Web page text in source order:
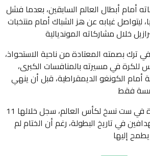
أمام أبطال العالم السابقين، بعدما فشل
ليتواصل غيابه عن هز الشباك أمام منتخبات
ترك بصمته المعتادة من ناحية الاستحواذ،
في مسيرته بالمنافسات الكبرى،
بـ25 لمسة أمام الكونغو الديمقراطية، قبل أن ينهي
وخاض رونالدو 27 مباراة في ست نسخ لكأس العالم، سجل خلالها 11
في تاريخ البطولة، رغم أن الختام لم